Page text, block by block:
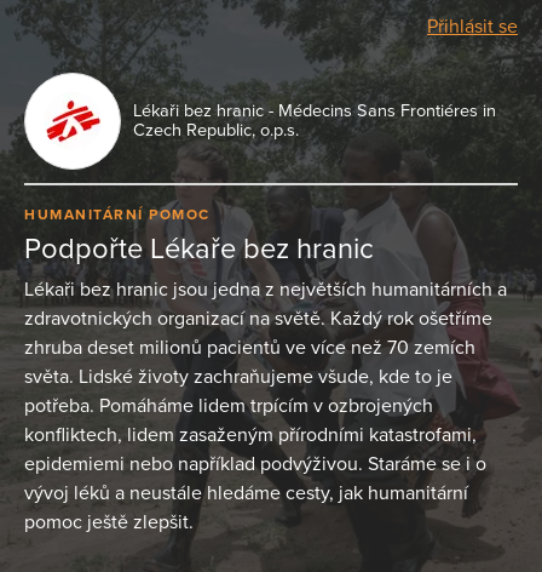
Přihlásit se
Lékaři bez hranic - Médecins Sans Frontiéres in
Czech Republic, o.p.s.
HUMANITÁRNÍ POMOC
Podpořte Lékaře bez hranic
Lékaři bez hranic jsou jedna z největších humanitárních a
zdravotnických organizací na světě. Každý rok ošetříme
zhruba deset milionů pacientů ve více než 70 zemích
světa. Lidské životy zachraňujeme všude, kde to je
potřeba. Pomáháme lidem trpícím v ozbrojených
konfliktech, lidem zasaženým přírodními katastrofami,
epidemiemi nebo například podvýživou. Staráme se i o
vývoj léků a neustále hledáme cesty, jak humanitární
pomoc ještě zlepšit.